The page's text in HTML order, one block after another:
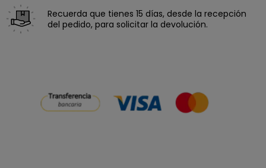
Recuerda que tienes 15 días, desde la recepción
del pedido, para solicitar la devolución.